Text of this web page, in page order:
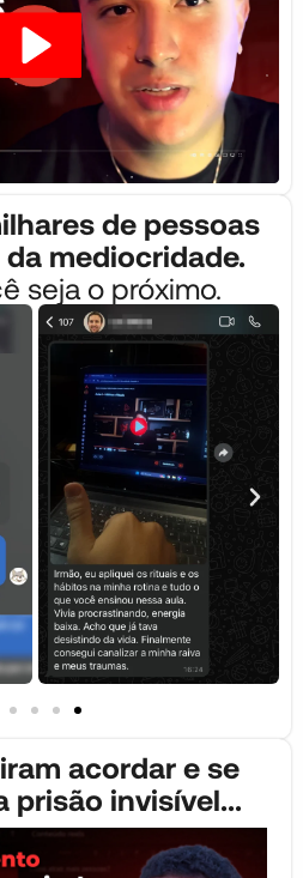
de pessoas
mediocridade.
seja o próximo.
acordar e se
prisão invisível...